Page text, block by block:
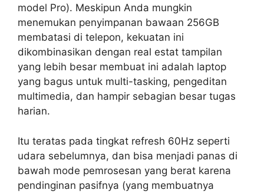
model Pro). Meskipun Anda mungkin
menemukan penyimpanan bawaan 256GB
membatasi di telepon, kekuatan ini
dikombinasikan dengan real estat tampilan
yang lebih besar membuat ini adalah laptop
yang bagus untuk multi-tasking, pengeditan
multimedia, dan hampir sebagian besar tugas
harian.
Itu teratas pada tingkat refresh 60Hz seperti
udara sebelumnya, dan bisa menjadi panas di
bawah mode pemrosesan yang berat karena
pendinginan pasifnya (yang membuatnya